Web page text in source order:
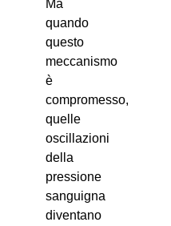
Ma
quando
questo
meccanismo
è
compromesso,
quelle
oscillazioni
della
pressione
sanguigna
diventano